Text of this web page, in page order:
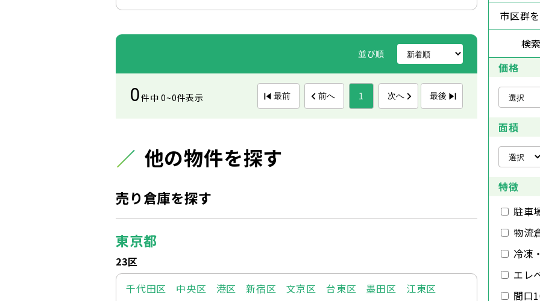
並び順
0件中 0~0件表示 最前 前へ 1 次へ 最後
他の物件を探す
売り倉庫を探す
東京都
23区
千代田区
中央区 港区 新宿区 文京区 台東区 墨田区
江東区
市区群
検
価格
面積
特徴
駐車
物流
冷凍
エレ
間口